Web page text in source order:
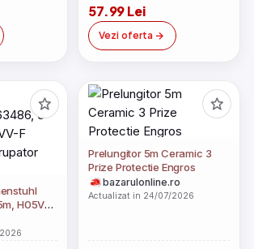
57.99 Lei
Vezi oferta
H05VV-
(Alb)
Prelungitor 5m Ceramic 3
Prize Protectie Engros
bazarulonline.ro
Actualizat in 24/07/2026